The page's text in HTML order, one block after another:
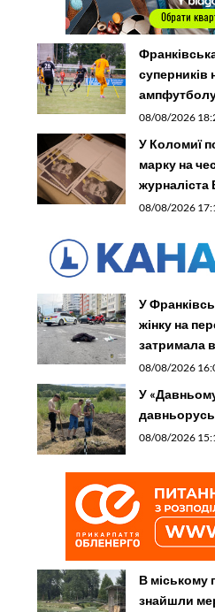
суперників
08/08/2026
У Коломиї
марку на
журналіста
08/08/2026
У
жінку на
затримала
08/08/2026
У
08/08/2026
В міському
знайшли